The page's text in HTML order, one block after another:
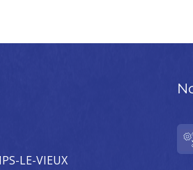
PEUGEOT :
LE-VIEUX